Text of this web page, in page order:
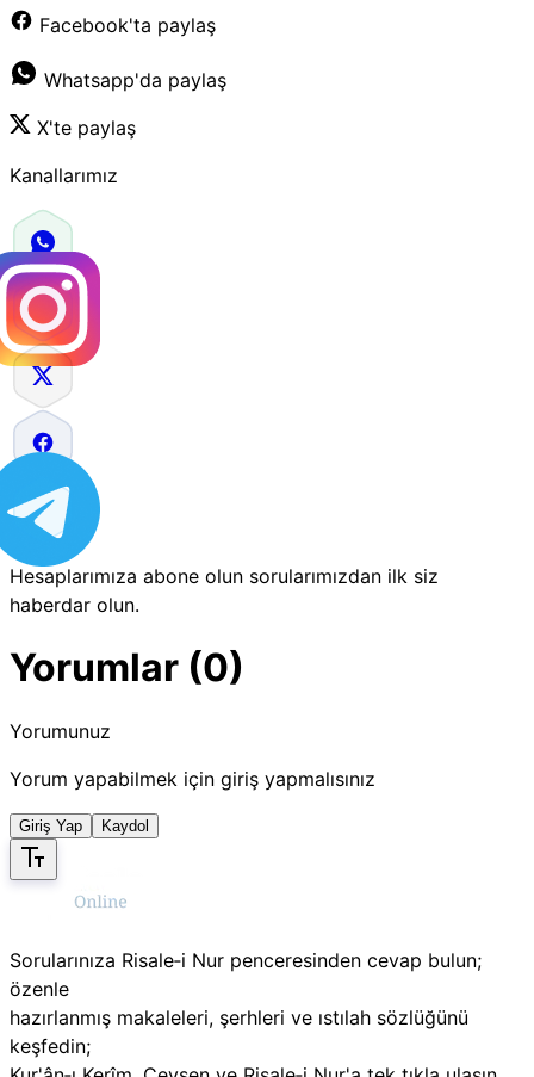
Facebook'ta paylaş
Whatsapp'da paylaş
X'te paylaş
Kanallarımız
Hesaplarımıza abone olun sorularımızdan ilk siz
haberdar olun.
Yorumlar (0)
Yorumunuz
Yorum yapabilmek için giriş yapmalısınız
Giriş Yap Kaydol
Sorularınıza Risale‑i Nur penceresinden cevap bulun;
özenle
hazırlanmış makaleleri, şerhleri ve ıstılah sözlüğünü
keşfedin;